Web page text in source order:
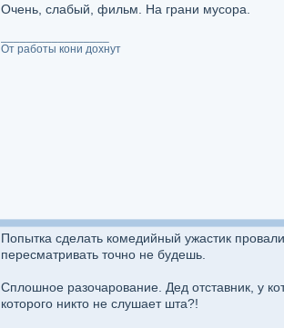
Очень, слабый, фильм. На грани мусора.
От работы кони дохнут
Попытка сделать комедийный ужастик
пересматривать точно не будешь.
Сплошное разочарование. Дед отставник, у
которого никто не слушает шта?!